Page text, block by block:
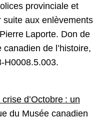
provinciale et
suite aux enlèvements
Laporte. Don de
de l’histoire,
H0008.5.003.
crise d’Octobre : un
du Musée canadien